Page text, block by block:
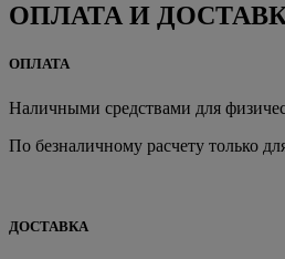
ОПЛАТА И
ОПЛАТА
Наличными средствами для
По безналичному расчету только
ДОСТАВКА